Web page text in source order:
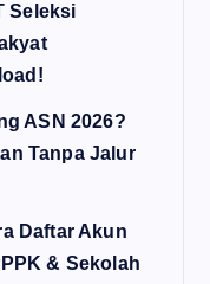
Seleksi
ASN 2026?
Tanpa Jalur
Daftar Akun
& Sekolah